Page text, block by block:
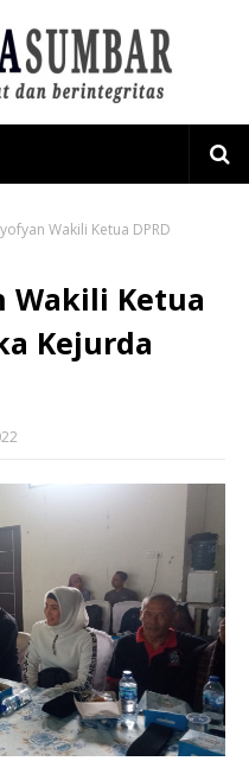
Wakili Ketua DPRD
Wakili Ketua
Kejurda